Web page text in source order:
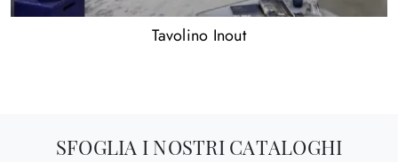
Tavolino Inout
SFOGLIA I NOSTRI CATALOGHI